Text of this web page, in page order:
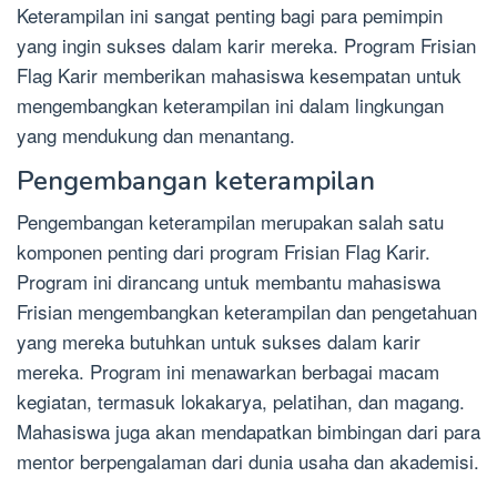
Keterampilan ini sangat penting bagi para pemimpin
yang ingin sukses dalam karir mereka. Program Frisian
Flag Karir memberikan mahasiswa kesempatan untuk
mengembangkan keterampilan ini dalam lingkungan
yang mendukung dan menantang.
Pengembangan keterampilan
Pengembangan keterampilan merupakan salah satu
komponen penting dari program Frisian Flag Karir.
Program ini dirancang untuk membantu mahasiswa
Frisian mengembangkan keterampilan dan pengetahuan
yang mereka butuhkan untuk sukses dalam karir
mereka. Program ini menawarkan berbagai macam
kegiatan, termasuk lokakarya, pelatihan, dan magang.
Mahasiswa juga akan mendapatkan bimbingan dari para
mentor berpengalaman dari dunia usaha dan akademisi.